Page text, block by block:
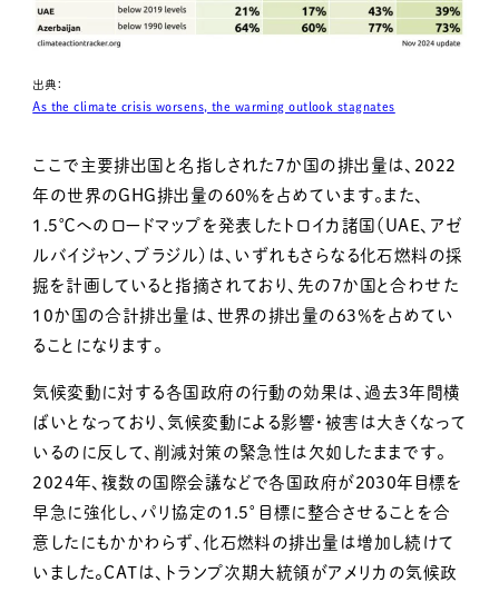
出典：
As the climate crisis worsens, the warming outlook stagnates
ここで主要排出国と名指しされた7か国の排出量は、2022
年の世界のGHG排出量の60％を占めています。また、
1.5℃へのロードマップを発表したトロイカ諸国（UAE、アゼ
ルバイジャン、ブラジル）は、いずれもさらなる化石燃料の採
掘を計画していると指摘されており、先の7か国と合わせた
10か国の合計排出量は、世界の排出量の63％を占めてい
ることになります。
気候変動に対する各国政府の行動の効果は、過去3年間横
ばいとなっており、気候変動による影響・被害は大きくなって
いるのに反して、削減対策の緊急性は欠如したままです。
2024年、複数の国際会議などで各国政府が2030年目標を
早急に強化し、パリ協定の1.5°目標に整合させることを合
意したにもかかわらず、化石燃料の排出量は増加し続けて
いました。CATは、トランプ次期大統領がアメリカの気候政